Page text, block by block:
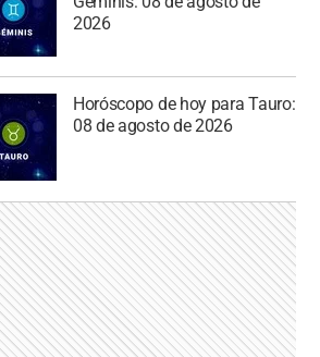
2026
Horóscopo de hoy para Tauro:
08 de agosto de 2026